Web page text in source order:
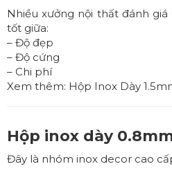
Nhiều xưởng nội thất đánh
tốt giữa:
– Độ đẹp
– Độ cứng
– Chi phí
Xem thêm: Hộp Inox Dày
Hộp inox dày
Đây là nhóm inox decor cao